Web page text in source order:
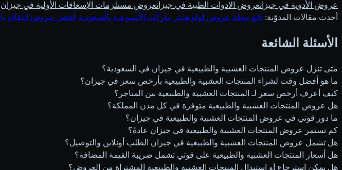
عروض الأدوية في جيزانعروض الادوات الطبية في جيزانعروض مستلزمات الإسعافات الأولية في جيزان
أحدث مقالات المدوّنة: تابع مجلة عروض لولو هايبر ماركت الأسبوعية بالسعودية أفضل عروض البقالة
الأسئلة الشائعة
متى تنزل عروض المنتجات العشبية والطبيعية في جيزان في السعودية؟
ما هو أفضل وقت لشراء المنتجات العشبية والطبيعية بأرخص سعر في جيزان؟
كيف أعرف أرخص سعر لـ المنتجات العشبية والطبيعية بين المتاجر؟
هل عروض المنتجات العشبية والطبيعية متوفرة في كل مدن المملكة؟
ما دور قوتي في عروض المنتجات العشبية والطبيعية في جيزان؟
كم تستمر عروض المنتجات العشبية والطبيعية في جيزان عادةً؟
هل تشمل عروض المنتجات العشبية والطبيعية في جيزان الطلب أونلاين والتوصيل؟
هل أسعار المنتجات العشبية والطبيعية على قوتي تشمل ضريبة القيمة المضافة؟
هل يمكن استرجاع أو استبدال المنتجات العشبية والطبيعية المشتراة من العروض؟